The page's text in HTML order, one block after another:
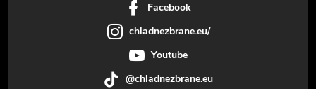
Facebook
chladnezbrane.eu/
Youtube
@chladnezbrane.eu